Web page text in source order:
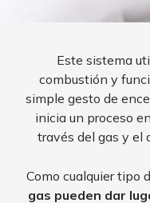
Este sistema
combustión y
simple gesto de
inicia un proceso
través del gas y el
Como cualquier tipo
gas pueden dar